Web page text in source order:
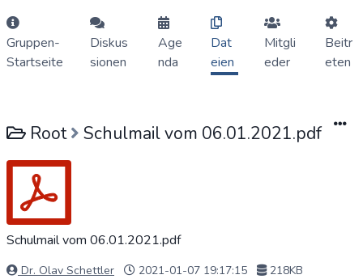
Gruppen-
Startseite
Diskus
sionen
Age
nda
Dat
eien
Mitgli
eder
Beitr
eten
Root Schulmail vom 06.01.2021.pdf
Schulmail vom 06.01.2021.pdf
Dr. Olav Schettler 2021-01-07 19:17:15 218KB